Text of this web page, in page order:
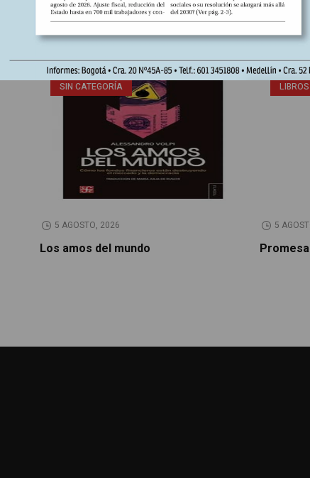
SIN CATEGORÍA
5 AGOSTO, 2026
Los amos del mundo
5